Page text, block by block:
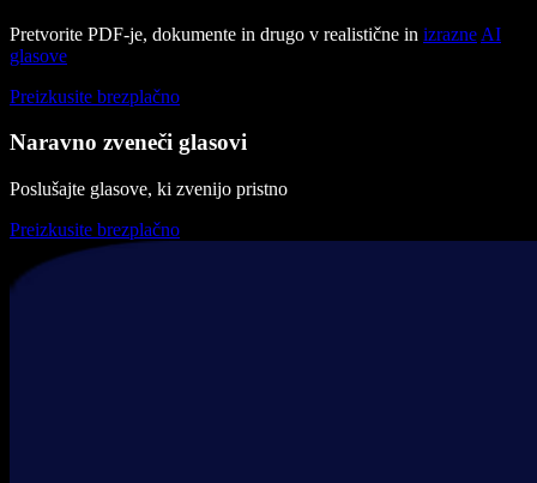
Pretvorite PDF-je, dokumente in drugo v realistične in izrazne AI
glasove
Preizkusite brezplačno
Naravno zveneči glasovi
Poslušajte glasove, ki zvenijo pristno
Preizkusite brezplačno